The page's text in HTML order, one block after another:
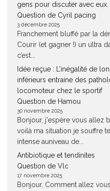
gens pour discuter avec eux.
Question de Cyril pacing
3 décembre 2025
Franchement bluffé par la
Courir (et gagner !) un ultra
c’est...
Idée reçue : L’inégalité de
inférieurs entraine des
locomoteur chez le sportif
Question de Hamou
30 novembre 2025
Bonjour, j'espère vous allez
voilà ma situation je souffre
intense auniveau de...
Antibiotique et tendinites
Question de Vlc
17 novembre 2025
Bonjour, Comment allez